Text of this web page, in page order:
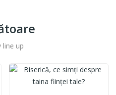
line up